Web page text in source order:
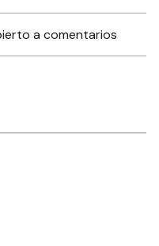
a comentarios